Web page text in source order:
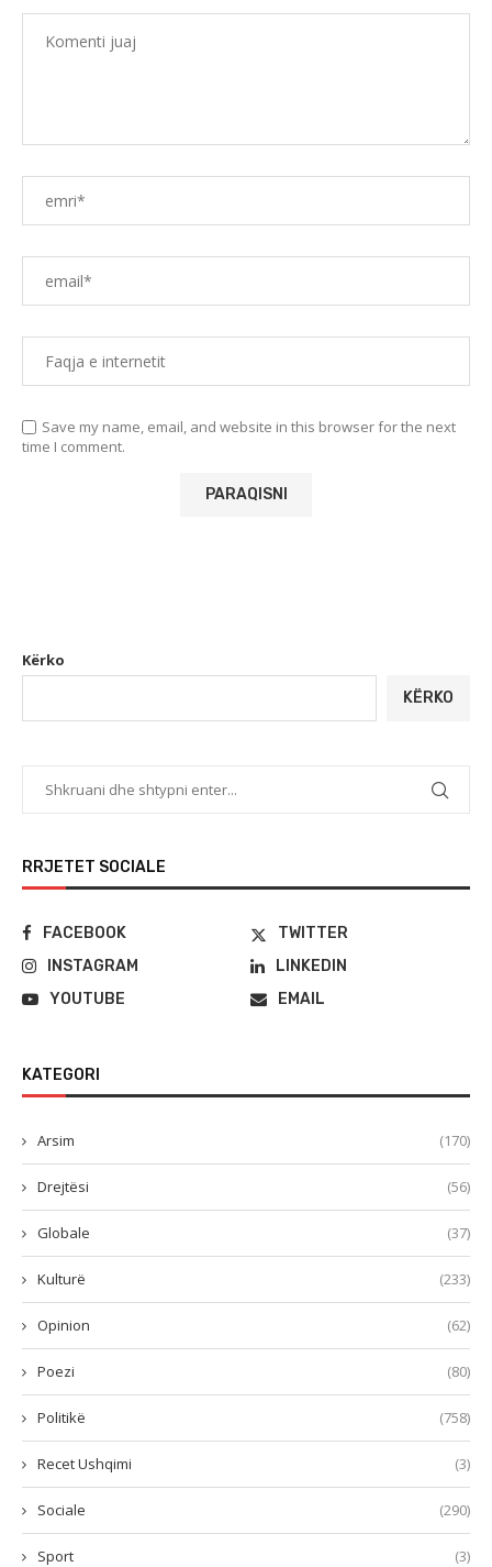
Save my name, email, and website in this browser for the next
time I comment.
Kërko
KËRKO
RRJETET SOCIALE
FACEBOOK
TWITTER
INSTAGRAM
LINKEDIN
YOUTUBE
EMAIL
KATEGORI
Arsim (170)
Drejtësi (56)
Globale (37)
Kulturë (233)
Opinion (62)
Poezi (80)
Politikë (758)
Recet Ushqimi (3)
Sociale (290)
Sport (3)